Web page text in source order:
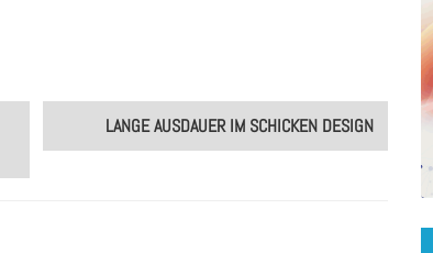
LANGE AUSDAUER IM SCHICKEN DESIGN